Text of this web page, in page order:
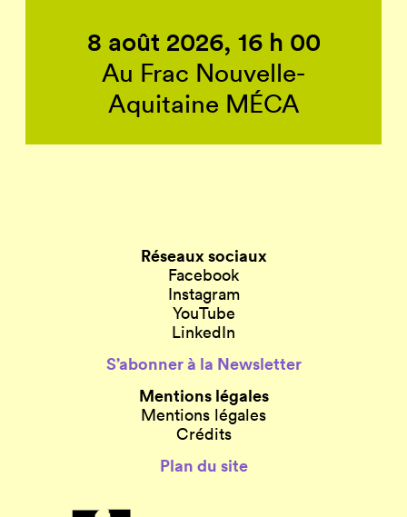
8 août 2026, 16 h 00
Au Frac Nouvelle-
Aquitaine MÉCA
Réseaux sociaux
Facebook
Instagram
YouTube
LinkedIn
S’abonner à la Newsletter
Mentions légales
Mentions légales
Crédits
Plan du site